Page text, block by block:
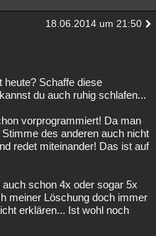
18.06.2014 um 21:50
heute? Schaffe diese
du auch ruhig schlafen...
vorprogrammiert! Da man
des anderen auch nicht
redet miteinander! Das ist auf
schon 4x oder sogar 5x
meiner Löschung doch immer
erklären... Ist wohl noch